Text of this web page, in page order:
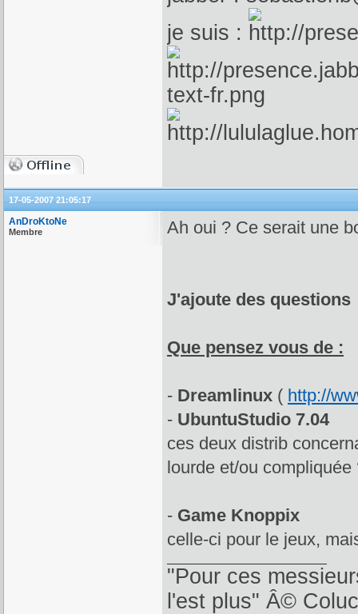
je suis :
17-05-2007 21:05:17
AnDroKtoNe
Membre Ah oui ? Ce serait une
J'ajoute des questions
Que pensez vous de :
- Dreamlinux ( http://
- UbuntuStudio 7.04
ces deux distrib
lourde et/ou compliquée
- Game Knoppix
celle-ci pour le jeux,
"Pour ces
l'est plus" Â©